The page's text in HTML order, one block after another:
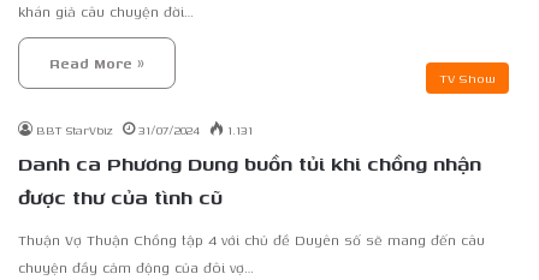
khán giả câu chuyện đời…
Read More »
TV Show
BBT StarVbiz 31/07/2024 1.131
Danh ca Phương Dung buồn tủi khi chồng nhận
được thư của tình cũ
Thuận Vợ Thuận Chồng tập 4 với chủ đề Duyên số sẽ mang đến câu
chuyện đầy cảm động của đôi vợ…